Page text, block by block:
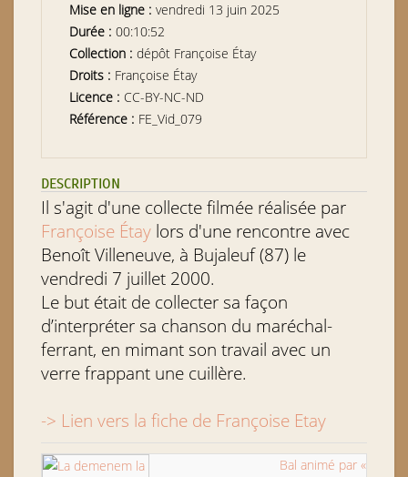
Mise en ligne : vendredi 13 juin 2025
Durée : 00:10:52
Collection : dépôt Françoise Étay
Droits : Françoise Étay
Licence : CC-BY-NC-ND
Référence : FE_Vid_079
DESCRIPTION
Il s'agit d'une collecte filmée réalisée par
Françoise Étay lors d'une rencontre avec
Benoît Villeneuve, à Bujaleuf (87) le
vendredi 7 juillet 2000.
Le but était de collecter sa façon
d’interpréter sa chanson du maréchal-
ferrant, en mimant son travail avec un
verre frappant une cuillère.
-> Lien vers la fiche de Françoise Etay
Bal animé par «